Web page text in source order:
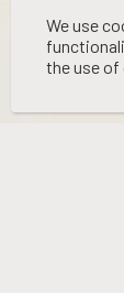
2026
We use
the use